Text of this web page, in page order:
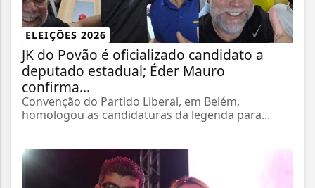
ELEIÇÕES 2026
JK do Povão é oficializado candidato a
deputado estadual; Éder Mauro
confirma...
Convenção do Partido Liberal, em Belém,
homologou as candidaturas da legenda para...